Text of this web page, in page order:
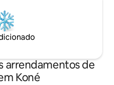
arrendamentos de
Koné